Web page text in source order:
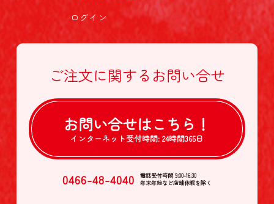
ログイン
ご注文に関する お問い合せ
お問い合せはこちら！
インターネット受付時間: 24時間365日
0466-48-4040
電話受付時間 9:00-16:30
年末年始など店舗休暇を除く